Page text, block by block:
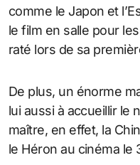
comme le Japon et
le film en salle pour
raté lors de sa
De plus, un énorme
lui aussi à accueillir le
maître, en effet, la
le Héron au cinéma le